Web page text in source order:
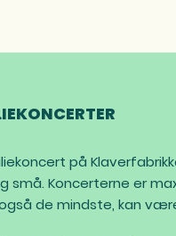
på
små. Koncerterne er
de mindste, kan